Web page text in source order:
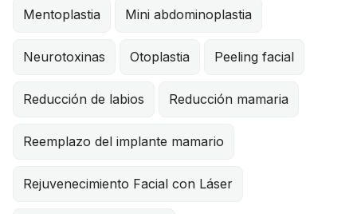
Mentoplastia Mini abdominoplastia
Neurotoxinas Otoplastia Peeling facial
Reducción de labios Reducción mamaria
Reemplazo del implante mamario
Rejuvenecimiento Facial con Láser